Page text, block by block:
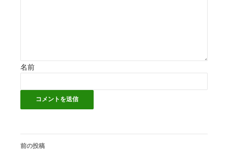
名前
前の投稿